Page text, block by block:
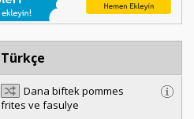
Türkçe
Dana biftek pommes
frites ve fasulye